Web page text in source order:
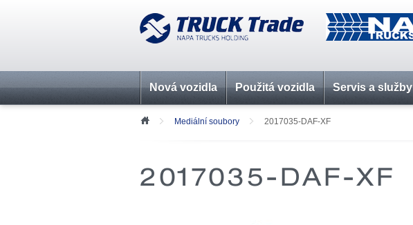
Nová vozidla Použitá vozidla Servis a služby
Mediální soubory 2017035-DAF-XF
2017035-DAF-XF